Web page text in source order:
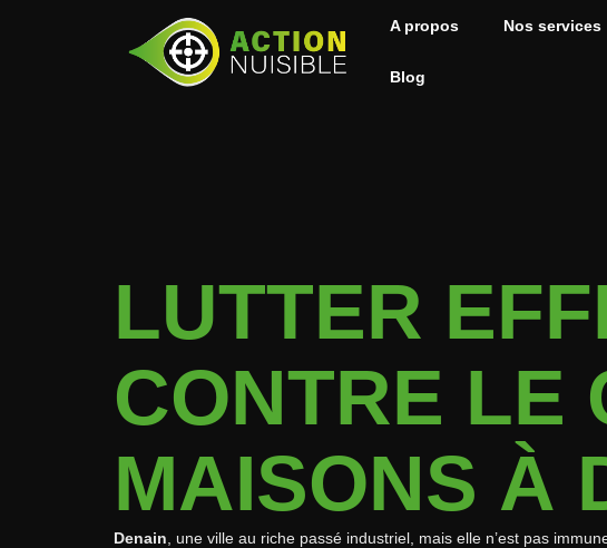
A propos Nos services
Blog
LUTTER
CONTRE LE
MAISONS À
Denain , une ville au riche passé industriel, mais elle n’est pas